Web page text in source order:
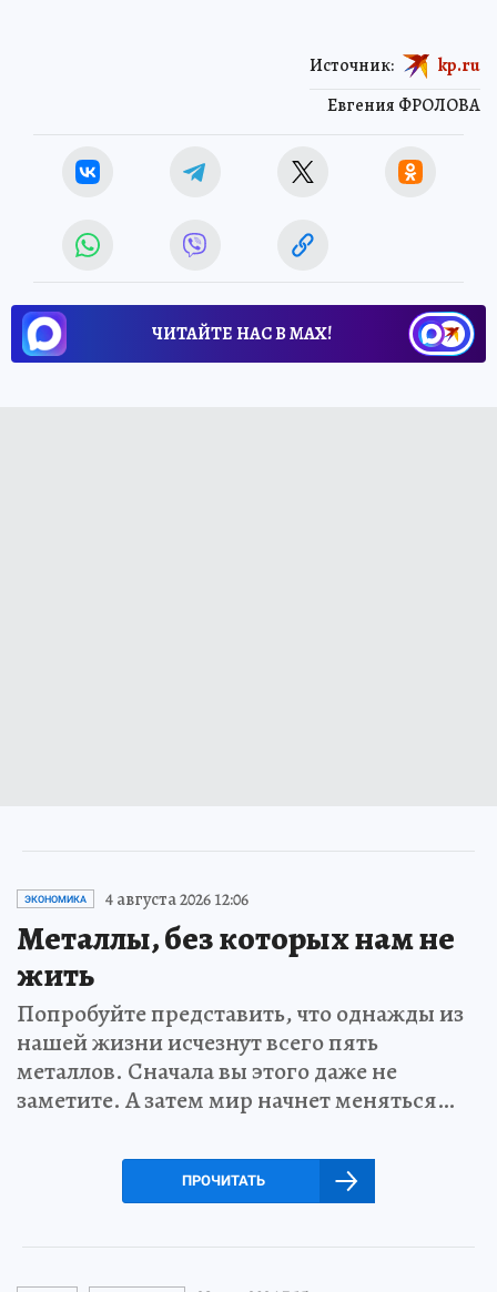
Евгения ФРОЛОВА
Источник: kp.ru
ЧИТАЙТЕ НАС В МАХ!
ЭКОНОМИКА 4 августа 2026 12:06
Металлы, без которых нам не
жить
Попробуйте представить, что однажды из
нашей жизни исчезнут всего пять
металлов. Сначала вы этого даже не
заметите. А затем мир начнет меняться…
ПРОЧИТАТЬ